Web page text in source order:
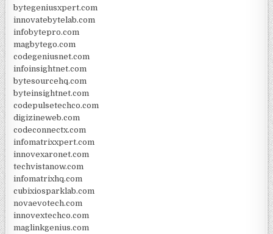
bytegeniusxpert.com
innovatebytelab.com
infobytepro.com
magbytego.com
codegeniusnet.com
infoinsightnet.com
bytesourcehq.com
byteinsightnet.com
codepulsetechco.com
digizineweb.com
codeconnectx.com
infomatrixxpert.com
innovexaronet.com
techvistanow.com
infomatrixhq.com
cubixiosparklab.com
novaevotech.com
innovextechco.com
maglinkgenius.com